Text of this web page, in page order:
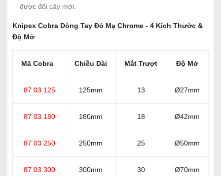
được đổi cây mới.
Knipex Cobra Dòng Tay Đỏ Mạ Chrome - 4 Kích Thước &
Độ Mở
Mã Cobra Chiều Dài Mắt Trượt Độ Mở
87 03 125 125mm 13 Ø27mm
87 03 180 180mm 18 Ø42mm
87 03 250 250mm 25 Ø50mm
87 03 300 300mm 30 Ø70mm